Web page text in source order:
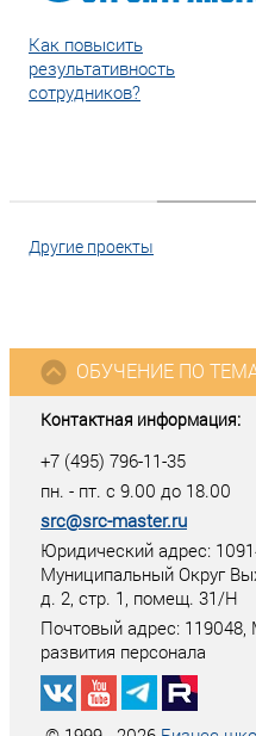
Как повысить
результативность
сотрудников?
Другие проекты
Контактная информация:
+7 (495) 796-11-35
пн. - пт. с 9.00 до 18.00
src@src-master.ru
Юридический адрес:
Муниципальный Округ
д. 2, стр. 1, помещ. 31/Н
Почтовый адрес: 119048,
развития персонала
ОБУЧЕНИЕ ПО